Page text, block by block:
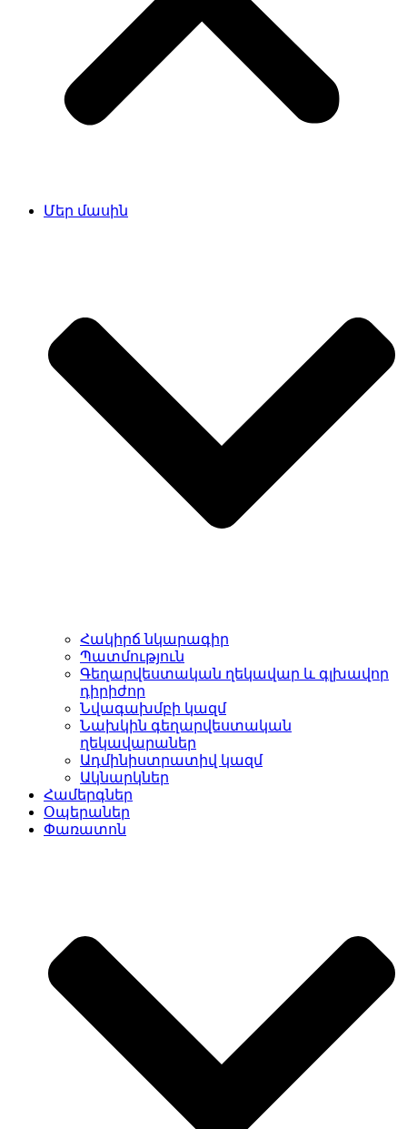
Մեր մասին
Հակիրճ նկարագիր
Պատմություն
Գեղարվեստական ղեկավար և գլխավոր
դիրիժոր
Նվագախմբի կազմ
Նախկին գեղարվեստական
ղեկավարաներ
Ադմինիստրատիվ կազմ
Ակնարկներ
Համերգներ
Օպերաներ
Փառատոն